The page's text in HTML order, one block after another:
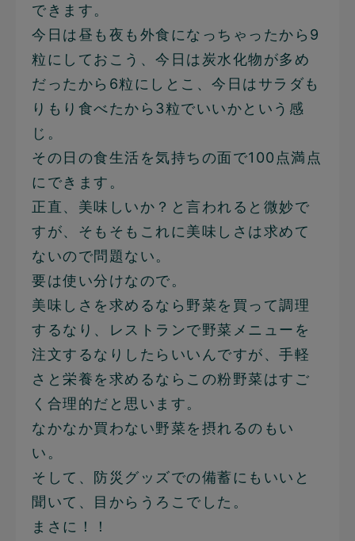
できます。
今日は昼も夜も外食になっちゃったから9
粒にしておこう、今日は炭水化物が多め
だったから6粒にしとこ、今日はサラダも
りもり食べたから3粒でいいかという感
じ。
その日の食生活を気持ちの面で100点満点
にできます。
正直、美味しいか？と言われると微妙で
すが、そもそもこれに美味しさは求めて
ないので問題ない。
要は使い分けなので。
美味しさを求めるなら野菜を買って調理
するなり、レストランで野菜メニューを
注文するなりしたらいいんですが、手軽
さと栄養を求めるならこの粉野菜はすご
く合理的だと思います。
なかなか買わない野菜を摂れるのもい
い。
そして、防災グッズでの備蓄にもいいと
聞いて、目からうろこでした。
まさに！！